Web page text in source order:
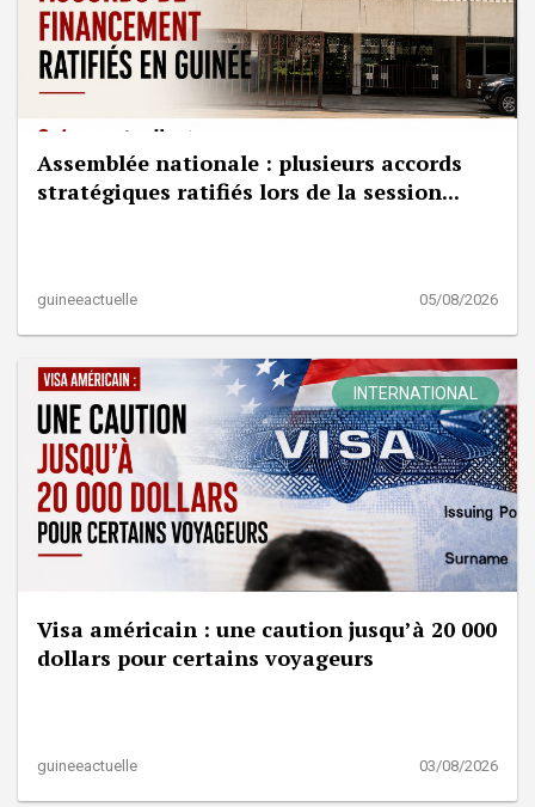
Assemblée nationale : plusieurs accords
stratégiques ratifiés lors de la session...
guineeactuelle 05/08/2026
INTERNATIONAL
Visa américain : une caution jusqu’à 20 000
dollars pour certains voyageurs
guineeactuelle 03/08/2026